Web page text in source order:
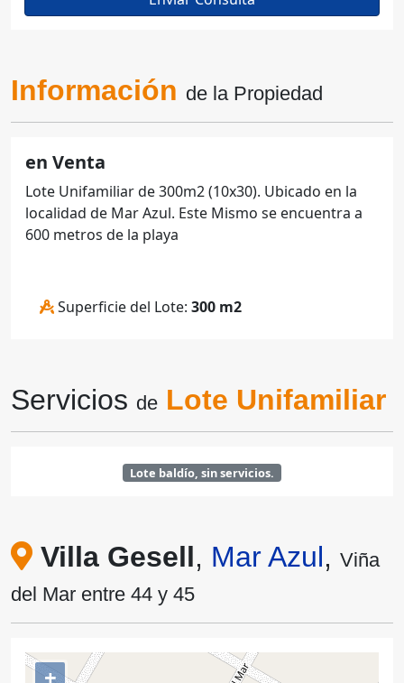
Información de la Propiedad
en Venta
Lote Unifamiliar de 300m2 (10x30). Ubicado en la
localidad de Mar Azul. Este Mismo se encuentra a
600 metros de la playa
Superficie del Lote: 300 m2
Servicios de Lote Unifamiliar
Lote baldío, sin servicios.
Villa Gesell, Mar Azul, Viña
del Mar entre 44 y 45